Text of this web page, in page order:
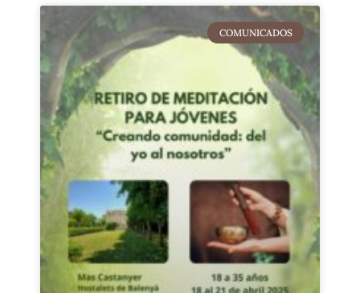
COMUNICADOS